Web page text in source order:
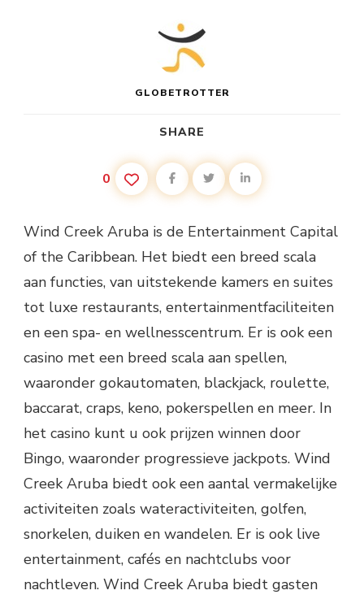
GLOBETROTTER
SHARE
0
Wind Creek Aruba is de Entertainment Capital
of the Caribbean. Het biedt een breed scala
aan functies, van uitstekende kamers en suites
tot luxe restaurants, entertainmentfaciliteiten
en een spa- en wellnesscentrum. Er is ook een
casino met een breed scala aan spellen,
waaronder gokautomaten, blackjack, roulette,
baccarat, craps, keno, pokerspellen en meer. In
het casino kunt u ook prijzen winnen door
Bingo, waaronder progressieve jackpots. Wind
Creek Aruba biedt ook een aantal vermakelijke
activiteiten zoals wateractiviteiten, golfen,
snorkelen, duiken en wandelen. Er is ook live
entertainment, cafés en nachtclubs voor
nachtleven. Wind Creek Aruba biedt gasten